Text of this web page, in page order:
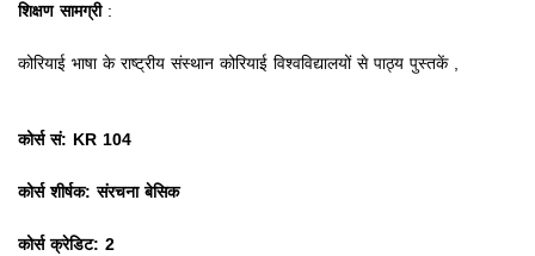
शिक्षण सामग्री:
कोरियाई भाषा के राष्ट्रीय संस्थान कोरियाई विश्वविद्यालयों से पाठ्य पुस्तकें ,
कोर्स सं: KR 104
कोर्स शीर्षक: संरचना बेसिक
कोर्स क्रेडिट: 2